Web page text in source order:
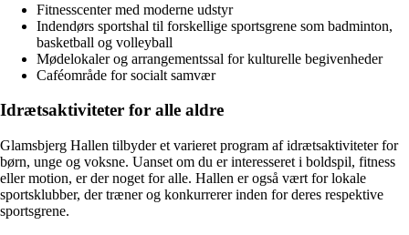
Fitnesscenter med moderne udstyr
Indendørs sportshal til forskellige sportsgrene som badminton,
basketball og volleyball
Mødelokaler og arrangementssal for kulturelle begivenheder
Caféområde for socialt samvær
Idrætsaktiviteter for alle aldre
Glamsbjerg Hallen tilbyder et varieret program af idrætsaktiviteter for
børn, unge og voksne. Uanset om du er interesseret i boldspil, fitness
eller motion, er der noget for alle. Hallen er også vært for lokale
sportsklubber, der træner og konkurrerer inden for deres respektive
sportsgrene.